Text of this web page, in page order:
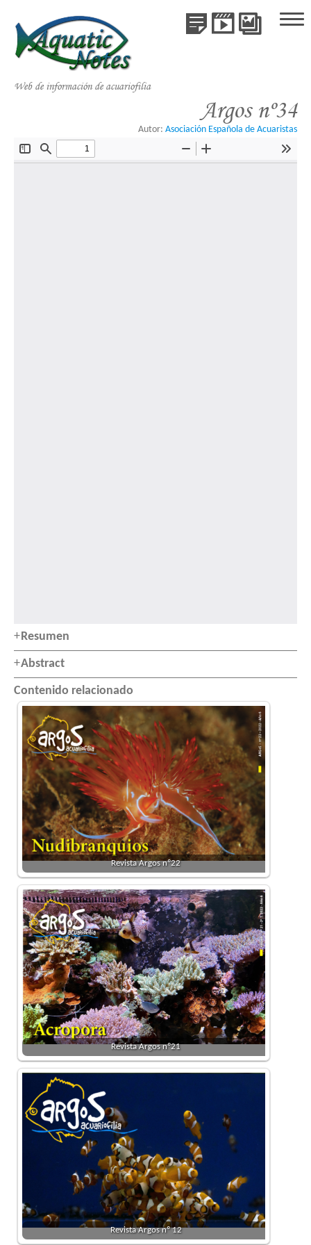
Inicio
Publicaciones
Galería de Especies
Libros
Web de información de acuariofilia
Publicaciones
Videos Galería
Argos nº34
Autor: Asociación Española de Acuaristas
Resumen
Abstract
Contenido relacionado
Revista Argos nº22
Revista Argos nº21
Revista Argos nº 12